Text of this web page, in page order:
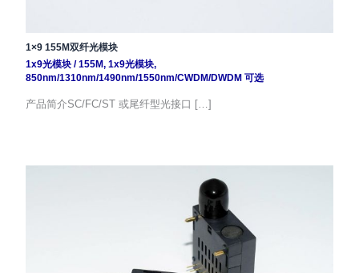
1×9 155M双纤光模块
1x9光模块/155M, 1x9光模块,
850nm/1310nm/1490nm/1550nm/CWDM/DWDM 可选
产品简介SC/FC/ST 或尾纤型光接口 […]